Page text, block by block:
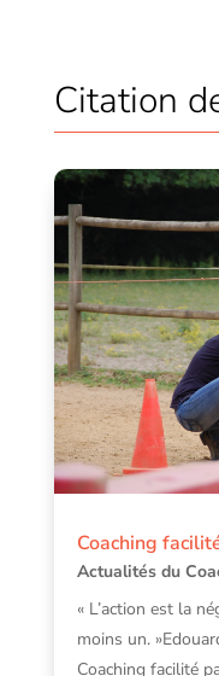
Citation
Coaching
Actualités du
« L’action est la
moins un.
Coaching facilité